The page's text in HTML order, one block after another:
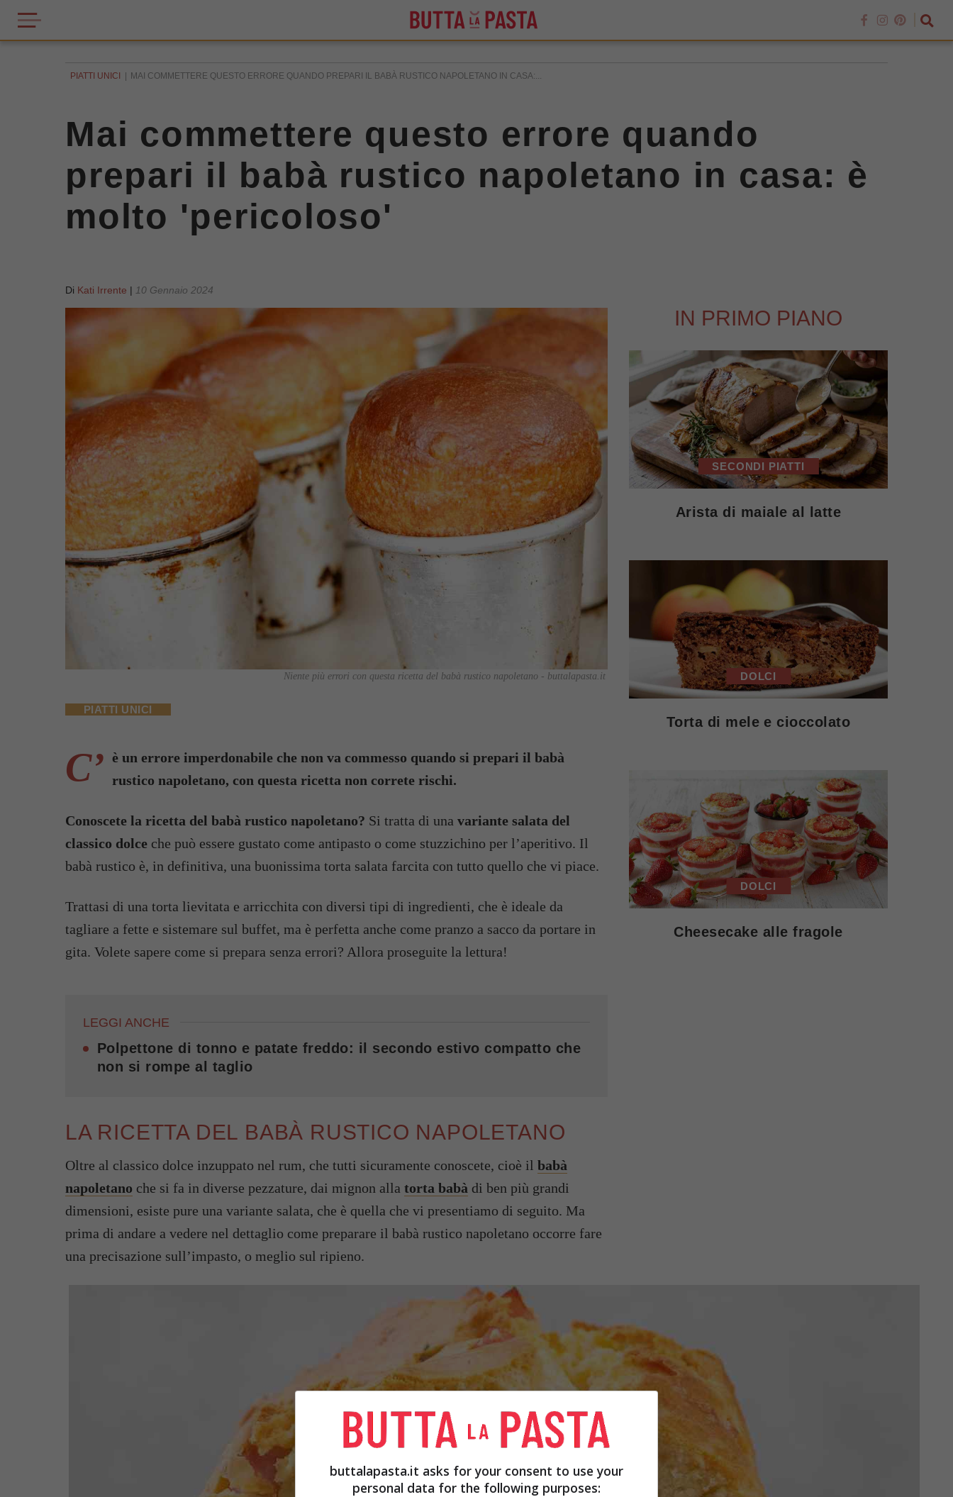
PIATTI UNICI MAI COMMETTERE QUESTO ERRORE QUANDO PREPARI IL BABÀ RUSTICO NAPOLETANO IN CASA:...
Mai commettere questo errore quando
prepari il babà rustico napoletano in casa: è
molto 'pericoloso'
Di Kati Irrente | 10 Gennaio 2024
Niente più errori con questa ricetta del babà rustico napoletano - buttalapasta.it
PIATTI UNICI
C’ è un errore imperdonabile che non va commesso quando si prepari il babà
rustico napoletano, con questa ricetta non correte rischi.
Conoscete la ricetta del babà rustico napoletano? Si tratta di una variante salata del
classico dolce che può essere gustato come antipasto o come stuzzichino per l’aperitivo. Il
babà rustico è, in definitiva, una buonissima torta salata farcita con tutto quello che vi piace.
Trattasi di una torta lievitata e arricchita con diversi tipi di ingredienti, che è ideale da
tagliare a fette e sistemare sul buffet, ma è perfetta anche come pranzo a sacco da portare in
gita. Volete sapere come si prepara senza errori? Allora proseguite la lettura!
LEGGI ANCHE
Polpettone di tonno e patate freddo: il secondo estivo compatto che
non si rompe al taglio
LA RICETTA DEL BABÀ RUSTICO NAPOLETANO
Oltre al classico dolce inzuppato nel rum, che tutti sicuramente conoscete, cioè il babà
napoletano che si fa in diverse pezzature, dai mignon alla torta babà di ben più grandi
dimensioni, esiste pure una variante salata, che è quella che vi presentiamo di seguito. Ma
prima di andare a vedere nel dettaglio come preparare il babà rustico napoletano occorre fare
una precisazione sull’impasto, o meglio sul ripieno.
IN PRIMO PIANO
SECONDI PIATTI
Arista di maiale al latte
DOLCI
Torta di mele e cioccolato
DOLCI
Cheesecake alle fragole
buttalapasta.it asks for your consent to use your
personal data for the following purposes: